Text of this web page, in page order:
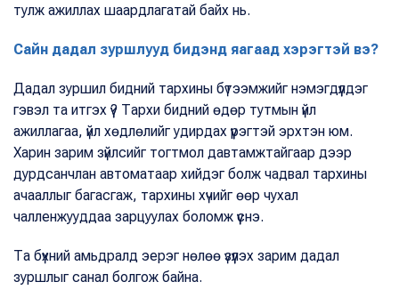
тулж ажиллах шаардлагатай байх нь.
Сайн дадал зуршлууд бидэнд яагаад хэрэгтэй вэ?
Дадал зуршил бидний тархины бүтээмжийг нэмэгдүүлдэг
гэвэл та итгэх үү? Тархи бидний өдөр тутмын үйл
ажиллагаа, үйл хөдлөлийг удирдах үүрэгтэй эрхтэн юм.
Харин зарим зүйлсийг тогтмол давтамжтайгаар дээр
дурдсанчлан автоматаар хийдэг болж чадвал тархины
ачааллыг багасгаж, тархины хүчийг өөр чухал
чалленжууддаа зарцуулах боломж үүснэ.
Та бүхний амьдралд эерэг нөлөө үзүүлэх зарим дадал
зуршлыг санал болгож байна.